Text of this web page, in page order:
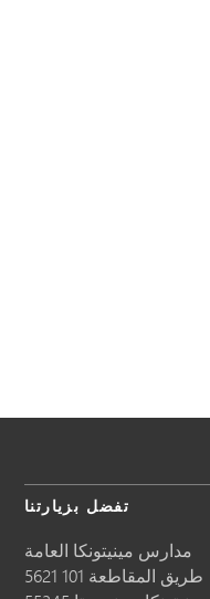
تفضل بزيارتنا
مدارس مينيتونكا العامة
5621 طريق المقاطعة 101